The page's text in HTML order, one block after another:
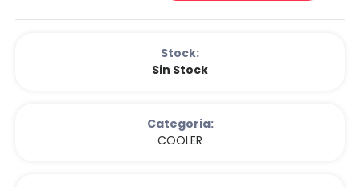
Stock:
Sin Stock
Categoria:
COOLER